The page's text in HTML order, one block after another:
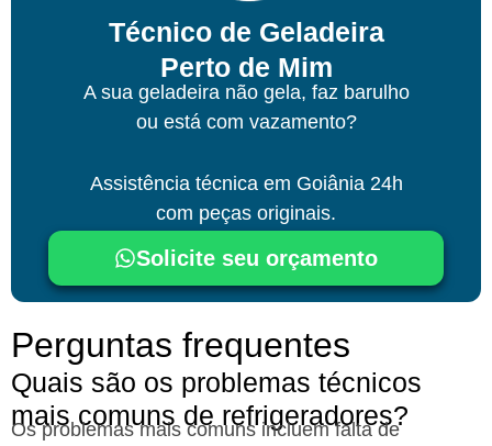
Técnico de Geladeira
Perto de Mim
A sua geladeira não gela, faz barulho
ou está com vazamento?
Assistência técnica em Goiânia24h
com peças originais.
Solicite seu orçamento
Perguntas frequentes
Quais são os problemas técnicos
mais comuns de refrigeradores?​
Os problemas mais comuns incluem falta de